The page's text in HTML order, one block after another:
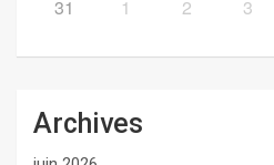
31 1 2 3
Archives